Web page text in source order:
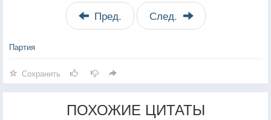
Пред. След.
Партия
Сохранить
ПОХОЖИЕ ЦИТАТЫ